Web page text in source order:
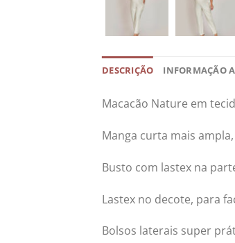
DESCRIÇÃO INFORMAÇÃO
Macacão Nature em
Manga curta mais
Busto com lastex na
Lastex no decote, para
Bolsos laterais super